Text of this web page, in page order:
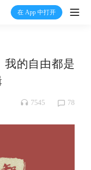
在 App 中打开
打
我的自由都是
7545 78